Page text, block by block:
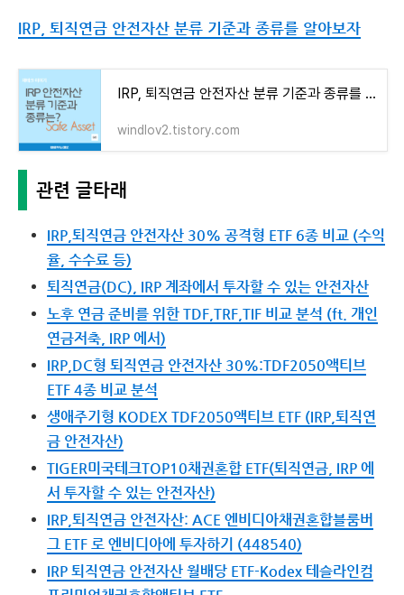
IRP, 퇴직연금 안전자산 분류 기준과 종류를 알아보자
IRP, 퇴직연금 안전자산 분류 기준과 종류를 알아보자
windlov2.tistory.com
관련 글타래
IRP,퇴직연금 안전자산 30% 공격형 ETF 6종 비교 (수익
율, 수수료 등)
퇴직연금(DC), IRP 계좌에서 투자할 수 있는 안전자산
노후 연금 준비를 위한 TDF,TRF,TIF 비교 분석 (ft. 개인
연금저축, IRP 에서)
IRP,DC형 퇴직연금 안전자산 30%:TDF2050액티브
ETF 4종 비교 분석
생애주기형 KODEX TDF2050액티브 ETF (IRP,퇴직연
금 안전자산)
TIGER미국테크TOP10채권혼합 ETF(퇴직연금, IRP 에
서 투자할 수 있는 안전자산)
IRP,퇴직연금 안전자산: ACE 엔비디아채권혼합블룸버
그 ETF 로 엔비디아에 투자하기 (448540)
IRP 퇴직연금 안전자산 월배당 ETF-Kodex 테슬라인컴